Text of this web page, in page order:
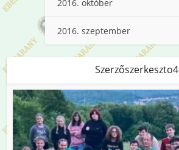
2016. október
2016. szeptember
Szerzőszerkeszto4